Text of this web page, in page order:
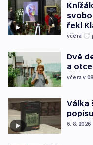
řekl
včera
Dvě
a otce
včera v
Válka
6. 8. 2026